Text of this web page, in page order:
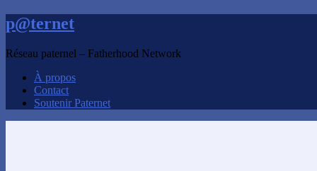
p@ternet
Réseau paternel – Fatherhood Network
À propos
Contact
Soutenir Paternet